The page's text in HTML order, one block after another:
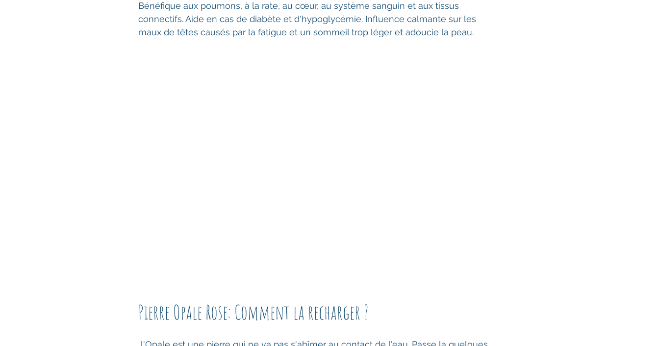
Bénéfique aux poumons, à la rate, au cœur, au système sanguin et aux tissus
connectifs. Aide en cas de diabète et d'hypoglycémie. Influence calmante sur les
maux de têtes causés par la fatigue et un sommeil trop léger et adoucie la peau.
Pierre Opale Rose: Comment la recharger ?